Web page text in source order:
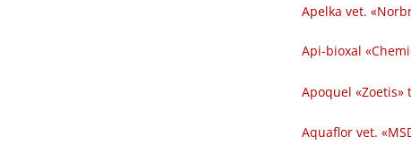
Apelka vet.
Api-bioxal
Apoquel «Zoetis»
Aquaflor vet.